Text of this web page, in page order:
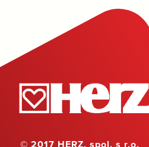
© 2017 HERZ, spol. s r.o.